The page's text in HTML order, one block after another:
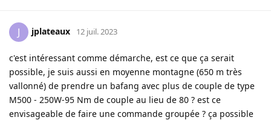
J jplateaux 12 juil. 2023
c'est intéressant comme démarche, est ce que ça serait
possible, je suis aussi en moyenne montagne (650 m très
vallonné) de prendre un bafang avec plus de couple de type
M500 - 250W-95 Nm de couple au lieu de 80 ? est ce
envisageable de faire une commande groupée ? ça possible